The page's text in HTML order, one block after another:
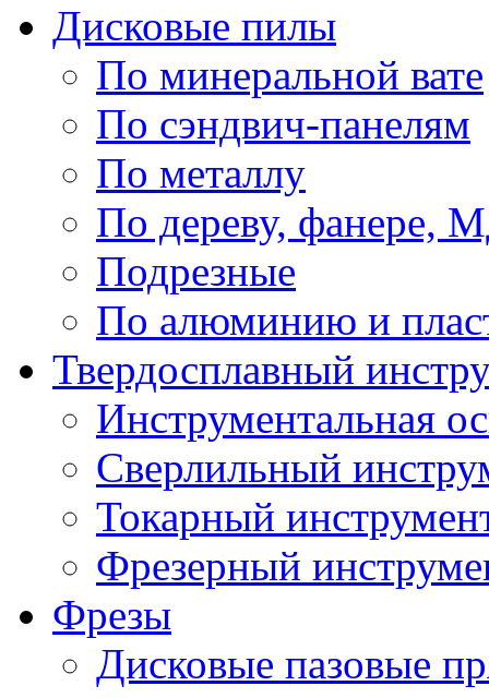
Дисковые пилы
По минеральной вате
По сэндвич-панелям
По металлу
По дереву,
Подрезные
По алюминию и
Твердосплавный
Инструментальная
Сверлильный
Токарный
Фрезерный
Фрезы
Дисковые пазовые